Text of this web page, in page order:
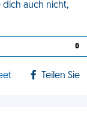
dich auch nicht,
0
Teilen Sie